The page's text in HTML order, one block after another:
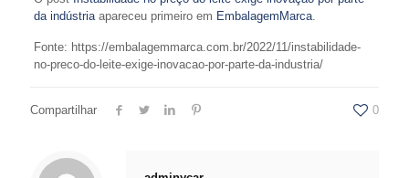
da indústriaapareceu primeiro em EmbalagemMarca.
Fonte: https://embalagemmarca.com.br/2022/11/instabilidade-
no-preco-do-leite-exige-inovacao-por-parte-da-industria/
Compartilhar 0